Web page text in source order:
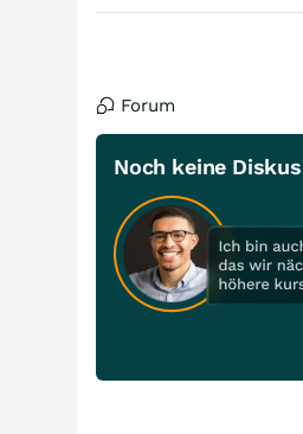
Forum
Noch keine